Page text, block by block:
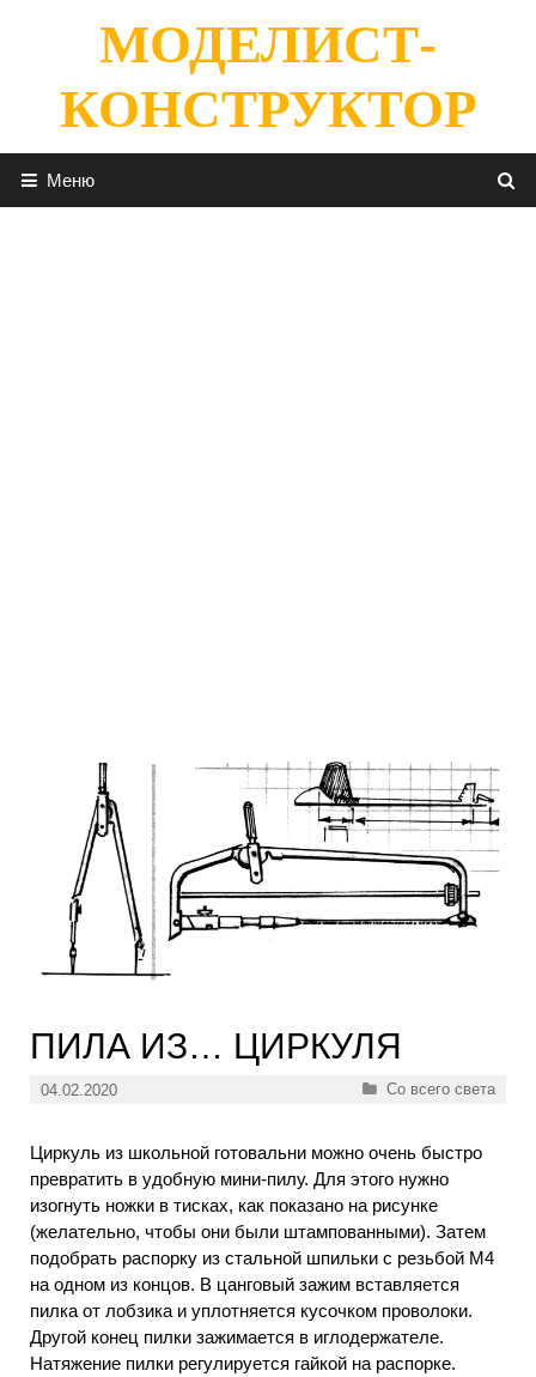
содержимомуМОДЕЛИСТ-
КОНСТРУКТОР
Меню
ПИЛА ИЗ… ЦИРКУЛЯ
04.02.2020 Рубрики
Со всего света
Циркуль из школьной готовальни можно очень быстро
превратить в удобную мини-пилу. Для этого нужно
изогнуть ножки в тисках, как показано на рисунке
(желательно, чтобы они были штампованными). Затем
подобрать распорку из стальной шпильки с резьбой М4
на одном из концов. В цанговый зажим вставляется
пилка от лобзика и уплотняется кусочком проволоки.
Другой конец пилки зажимается в иглодержателе.
Натяжение пилки регулируется гайкой на распорке.